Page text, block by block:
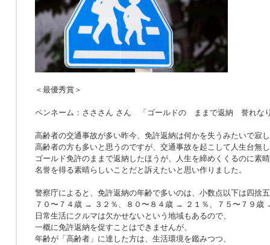
＜最優秀賞＞
ペンネーム：さささん さん 「ゴールドの ままで返納 誉れな
高齢者の交通事故が多い昨今、免許返納は何かを失うみたいで寂
高齢者の方も多いと思うのですが、交通事故を起こして人生台無
ゴールド免許のままで返納したほうが、人生を締めくくるのに素
名誉を得る素晴らしいことだと訴えたいと思い作りました。
警察庁によると、免許返納の年齢で多いのは、小数点以下は四捨
７０〜７４歳 → ３２％、８０〜８４歳 → ２１％、７５〜７９歳
日常生活にクルマは欠かせないという地域もあるので、
一概に免許返納を促すことはできませんが、
年齢が「高齢者」に達した方は、生活環境を鑑みつつ、